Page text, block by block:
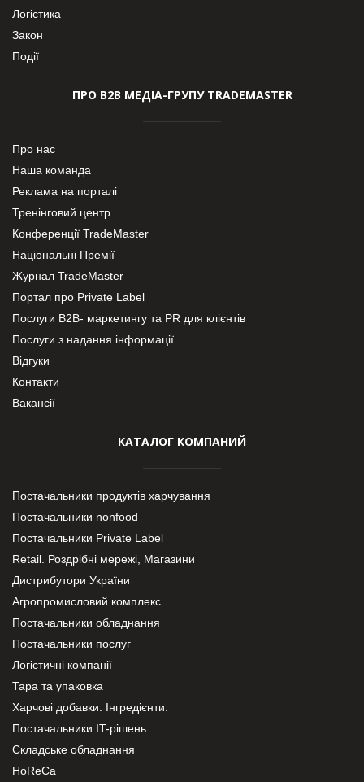
Логістика
Закон
Події
ПРО В2В МЕДІА-ГРУПУ TRADEMASTER
Про нас
Наша команда
Реклама на порталі
Тренінговий центр
Конференції TradeMaster
Національні Премії
Журнал TradeMaster
Портал про Private Label
Послуги В2В- маркетингу та PR для клієнтів
Послуги з надання інформації
Відгуки
Контакти
Вакансії
КАТАЛОГ КОМПАНИЙ
Постачальники продуктів харчування
Постачальники nonfood
Постачальники Private Label
Retail. Роздрібні мережі, Магазини
Дистрибутори України
Агропромисловий комплекс
Постачальники обладнання
Постачальники послуг
Логістичні компанії
Тара та упаковка
Харчові добавки. Інгредієнти.
Постачальники IT-рішень
Складське обладнання
HoReCa